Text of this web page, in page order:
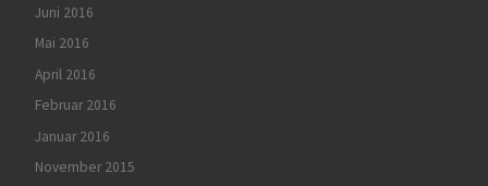
Juni 2016
Mai 2016
April 2016
Februar 2016
Januar 2016
November 2015